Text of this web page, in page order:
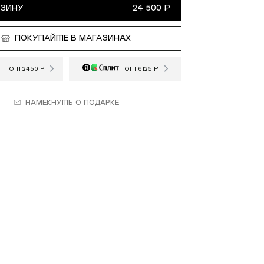
24 500 ₽
ПОКУПАЙТЕ В МАГАЗИНАХ
ОТ 2450 ₽ ОТ 6125 ₽
Намекнуть о подарке